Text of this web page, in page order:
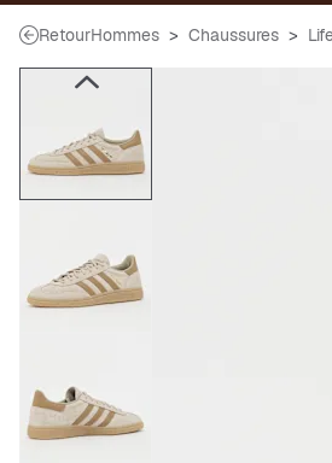
RetourHommes Chaussures